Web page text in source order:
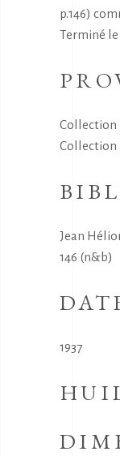
p.146)
Terminé le
Collection
Collection
Jean
146 (n&b)
1937